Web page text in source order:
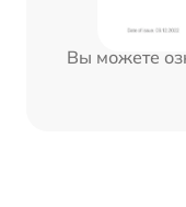
Вы можете